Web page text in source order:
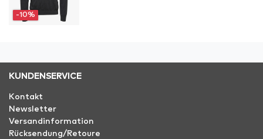
-10%
KUNDENSERVICE
Kontakt
Newsletter
Versandinformation
Rücksendung/Retoure